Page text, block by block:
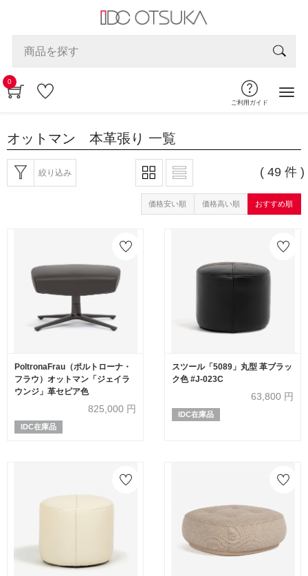
0
ご利用ガイド
オットマン 本革張り 一覧
絞り込み ( 49 件 )
価格安い順 価格高い順 おすすめ順
PoltronaFrau（ポルトローナ・
フラウ）オットマン「ジェイラ
ウンジ」革セピア色
825,000 円
IDC在庫品
スツール「5089」丸型 革ブラッ
ク色 #J-023C
63,800 円
IDC在庫品